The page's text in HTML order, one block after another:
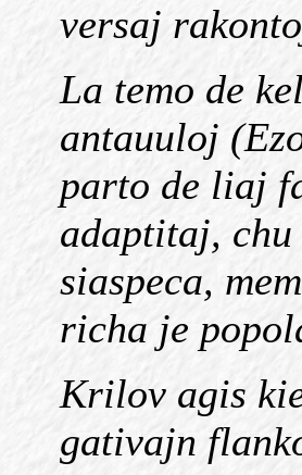
versaj
La temo de
antauuloj
parto de liaj
adaptitaj,
siaspeca,
richa je
Krilov agis
gativajn